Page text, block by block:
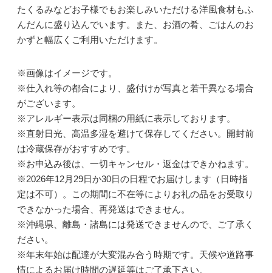
たくるみなどお子様でもお楽しみいただける洋風食材もふ
んだんに盛り込んでいます。また、お酒の肴、ごはんのお
かずと幅広くご利用いただけます。
※画像はイメージです。
※仕入れ等の都合により、盛付けが写真と若干異なる場合
がございます。
※アレルギー表示は同梱の用紙に表示しております。
※直射日光、高温多湿を避けて保存してください。開封前
は冷蔵保存がおすすめです。
※お申込み後は、一切キャンセル・返金はできかねます。
※2026年12月29日か30日の日程でお届けします（日時指
定は不可）。この期間に不在等によりお礼の品をお受取り
できなかった場合、再発送はできません。
※沖縄県、離島・諸島には発送できませんので、ご了承く
ださい。
※年末年始は配達が大変混み合う時期です。天候や道路事
情によるお届け時間の遅延等はご了承下さい。